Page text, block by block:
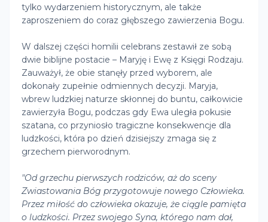
tylko wydarzeniem historycznym, ale także
zaproszeniem do coraz głębszego zawierzenia Bogu.
W dalszej części homilii celebrans zestawił ze sobą
dwie biblijne postacie – Maryję i Ewę z Księgi Rodzaju.
Zauważył, że obie stanęły przed wyborem, ale
dokonały zupełnie odmiennych decyzji. Maryja,
wbrew ludzkiej naturze skłonnej do buntu, całkowicie
zawierzyła Bogu, podczas gdy Ewa uległa pokusie
szatana, co przyniosło tragiczne konsekwencje dla
ludzkości, która po dzień dzisiejszy zmaga się z
grzechem pierworodnym.
"Od grzechu pierwszych rodziców, aż do sceny
Zwiastowania Bóg przygotowuje nowego Człowieka.
Przez miłość do człowieka okazuje, że ciągle pamięta
o ludzkości. Przez swojego Syna, którego nam dał,